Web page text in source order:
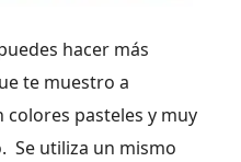
hacer más
te muestro a
pasteles y muy
Se utiliza un mismo